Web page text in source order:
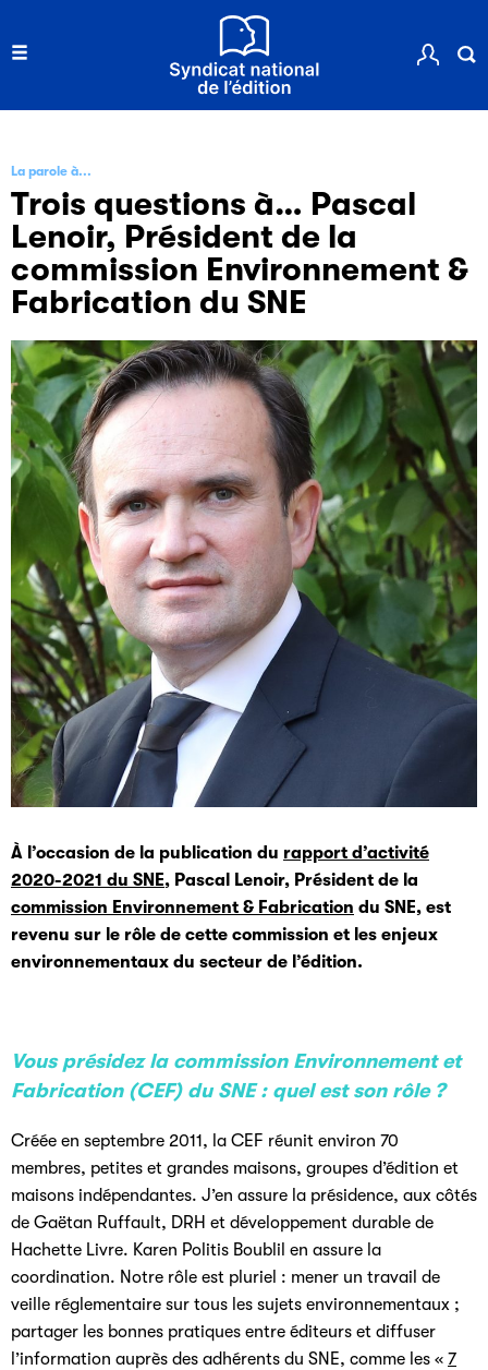
La parole à...
Trois questions à… Pascal
Lenoir, Président de la
commission Environnement &
Fabrication du SNE
À l’occasion de la publication du rapport d’activité
2020-2021 du SNE, Pascal Lenoir, Président de la
commission Environnement & Fabrication du SNE, est
revenu sur le rôle de cette commission et les enjeux
environnementaux du secteur de l’édition.
Vous présidez la commission Environnement et
Fabrication (CEF) du SNE : quel est son rôle ?
Créée en septembre 2011, la CEF réunit environ 70
membres, petites et grandes maisons, groupes d’édition et
maisons indépendantes. J’en assure la présidence, aux côtés
de Gaëtan Ruffault, DRH et développement durable de
Hachette Livre. Karen Politis Boublil en assure la
coordination. Notre rôle est pluriel : mener un travail de
veille réglementaire sur tous les sujets environnementaux ;
partager les bonnes pratiques entre éditeurs et diffuser
l’information auprès des adhérents du SNE, comme les « 7